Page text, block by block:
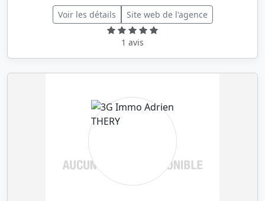
Voir les détails Site web de l'agence
1 avis